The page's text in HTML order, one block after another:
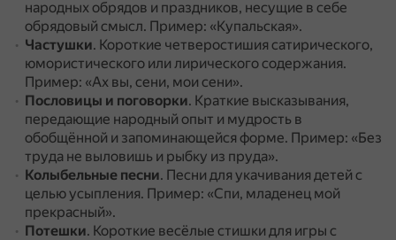
народных обрядов и праздников, несущие в себе
обрядовый смысл. Пример: «Купальская».
Частушки. Короткие четверостишия сатирического,
юмористического или лирического содержания.
Пример: «Ах вы, сени, мои сени».
Пословицы и поговорки. Краткие высказывания,
передающие народный опыт и мудрость в
обобщённой и запоминающейся форме. Пример: «Без
труда не выловишь и рыбку из пруда».
Колыбельные песни. Песни для укачивания детей с
целью усыпления. Пример: «Спи, младенец мой
прекрасный».
Потешки. Короткие весёлые стишки для игры с